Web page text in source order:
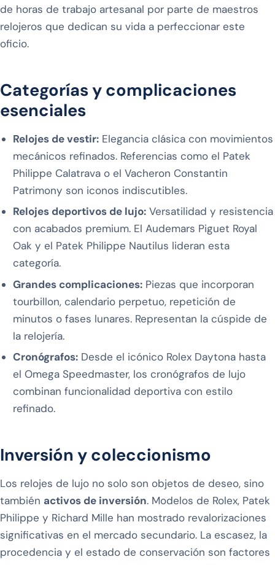
de horas de trabajo artesanal por parte de maestros
relojeros que dedican su vida a perfeccionar este
oficio.
Categorías y complicaciones
esenciales
Relojes de vestir:Elegancia clásica con movimientos
mecánicos refinados. Referencias como el Patek
Philippe Calatrava o el Vacheron Constantin
Patrimony son iconos indiscutibles.
Relojes deportivos de lujo:Versatilidad y resistencia
con acabados premium. El Audemars Piguet Royal
Oak y el Patek Philippe Nautilus lideran esta
categoría.
Grandes complicaciones:Piezas que incorporan
tourbillon, calendario perpetuo, repetición de
minutos o fases lunares. Representan la cúspide de
la relojería.
Cronógrafos:Desde el icónico Rolex Daytona hasta
el Omega Speedmaster, los cronógrafos de lujo
combinan funcionalidad deportiva con estilo
refinado.
Inversión y coleccionismo
Los relojes de lujo no solo son objetos de deseo, sino
también activos de inversión. Modelos de Rolex, Patek
Philippe y Richard Mille han mostrado revalorizaciones
significativas en el mercado secundario. La escasez, la
procedencia y el estado de conservación son factores